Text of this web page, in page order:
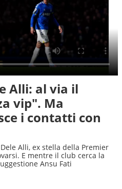
Alli: al via il
vip". Ma
i contatti con
Alli, ex stella della Premier
E mentre il club cerca la
Ansu Fati